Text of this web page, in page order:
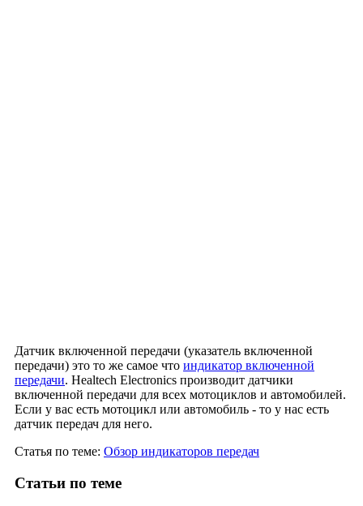
Датчик включенной передачи (указатель включенной
передачи) это то же самое что индикатор включенной
передачи. Healtech Electronics производит датчики
включенной передачи для всех мотоциклов и автомобилей.
Если у вас есть мотоцикл или автомобиль - то у нас есть
датчик передач для него.
Статья по теме: Обзор индикаторов передач
Статьи по теме